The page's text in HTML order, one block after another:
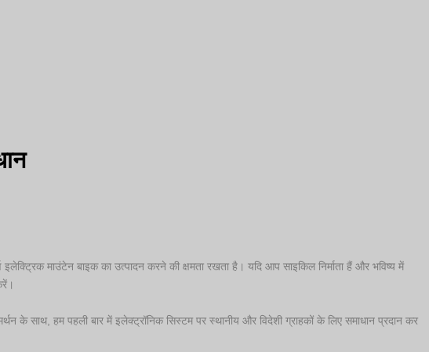
माउंटेन बाइक का उत्पादन करने की क्षमता रखता है। यदि आप साइकिल निर्माता हैं और भविष्य में
के साथ, हम पहली बार में इलेक्ट्रॉनिक सिस्टम पर स्थानीय और विदेशी ग्राहकों के लिए समाधान प्रदान कर